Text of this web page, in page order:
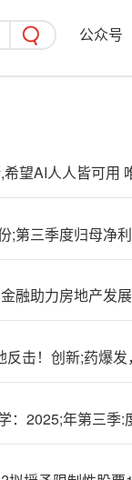
公众号